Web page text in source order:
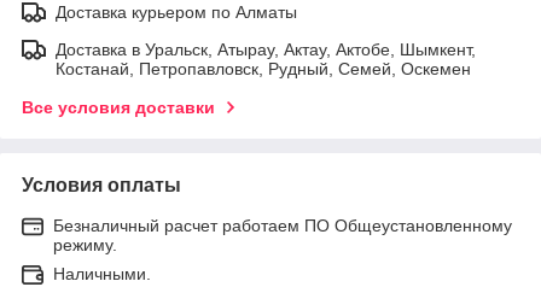
Доставка курьером по Алматы
Доставка в Уральск, Атырау, Актау, Актобе, Шымкент,
Костанай, Петропавловск, Рудный, Семей, Оскемен
Все условия доставки
Условия оплаты
Безналичный расчет работаем ПО Общеустановленному
режиму.
Наличными.